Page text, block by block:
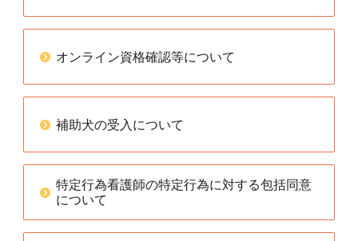
オンライン資格確認等について
補助犬の受入について
特定行為看護師の特定行為に対する包括同意
について